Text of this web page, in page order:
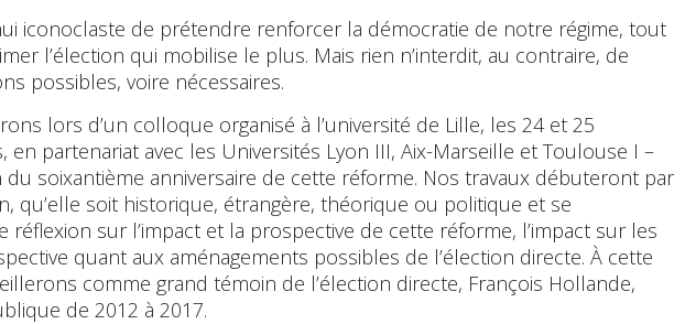
iconoclaste de prétendre renforcer la démocratie de notre régime, tout
l’élection qui mobilise le plus. Mais rien n’interdit, au contraire, de
possibles, voire nécessaires.
lors d’un colloque organisé à l’université de Lille, les 24 et 25
en partenariat avec les Universités Lyon III, Aix-Marseille et Toulouse I –
du soixantième anniversaire de cette réforme. Nos travaux débuteront par
qu’elle soit historique, étrangère, théorique ou politique et se
réflexion sur l’impact et la prospective de cette réforme, l’impact sur les
quant aux aménagements possibles de l’élection directe. À cette
comme grand témoin de l’élection directe, François Hollande,
de 2012 à 2017.